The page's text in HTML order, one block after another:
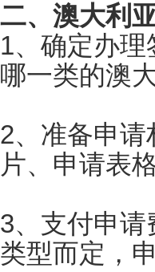
二、澳大利
1、确定办
哪一类的澳
2、准备申
片、申请表
3、支付申
类型而定，